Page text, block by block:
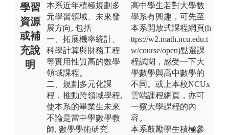
學習
資源
或補
充說
明
本系近年積極規劃多
元學習領域、未來發
展方向, 包括
一、拓展機率統計、
科學計算與財務工程
等實用性質高的數學
領域課程。
二、規劃多元化課
程，推動跨領域學程,
使本系的畢業生未來
不論是當中學數學教
師, 數學學術研究
高中學生若對大學數
學系有興趣，可先至
本系開放式課程網頁(h
ttps://w2.math.ncu.edu.t
w/course/open)點選課
程試閱，感受一下大
學數學與高中數學的
不同。或上本校NCUx
雲端課程網頁，亦可
一窺大學課程的內
容。
本系鼓勵學生積極參